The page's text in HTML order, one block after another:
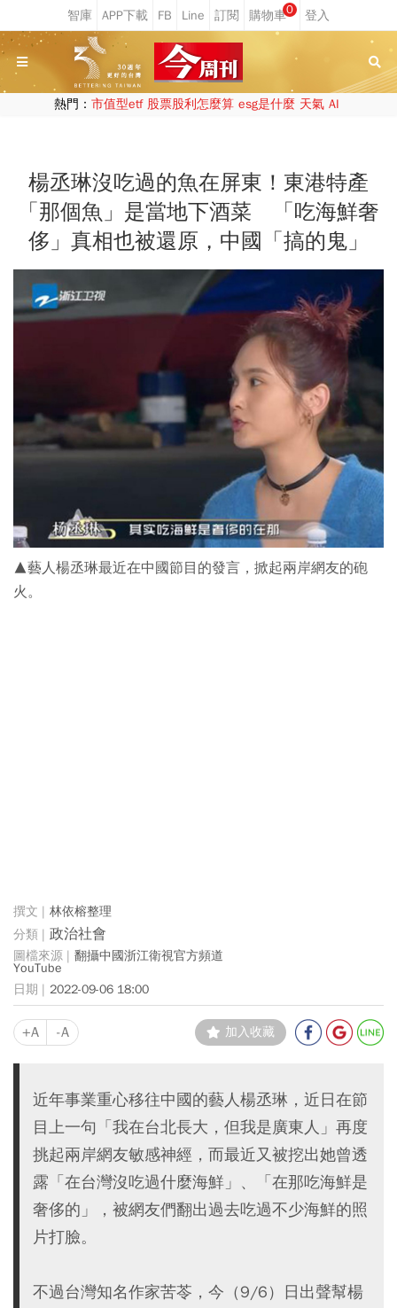
0
熱門： 市值型etf 股票股利怎麼算 esg是什麼 天氣 AI
楊丞琳沒吃過的魚在屏東！東港特產
「那個魚」是當地下酒菜 「吃海鮮奢
侈」真相也被還原，中國「搞的鬼」
▲藝人楊丞琳最近在中國節目的發言，掀起兩岸網友的砲
火。
林依榕整理
政治社會
翻攝中國浙江衛視官方頻道
YouTube
2022-09-06 18:00
+A -A 加入收藏
近年事業重心移往中國的藝人楊丞琳，近日在節
目上一句「我在台北長大，但我是廣東人」再度
挑起兩岸網友敏感神經，而最近又被挖出她曾透
露「在台灣沒吃過什麼海鮮」、「在那吃海鮮是
奢侈的」，被網友們翻出過去吃過不少海鮮的照
片打臉。
不過台灣知名作家苦苓，今（9/6）日出聲幫楊